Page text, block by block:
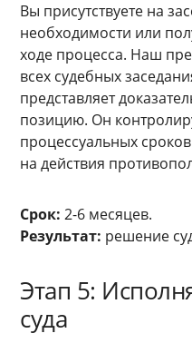
Вы присутствуете на
необходимости или
ходе процесса. Наш
всех судебных
представляет
позицию. Он
процессуальных
на действия
Срок: 2-6 месяцев.
Результат: решение
Этап 5:
суда